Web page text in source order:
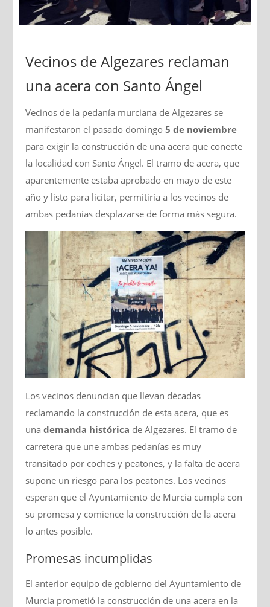
Vecinos de Algezares reclaman
una acera con Santo Ángel
Vecinos de la pedanía murciana de Algezares se
manifestaron el pasado domingo5 de noviembre
para exigir la construcción de una acera que conecte
la localidad con Santo Ángel. El tramo de acera, que
aparentemente estaba aprobado en mayo de este
año y listo para licitar, permitiría a los vecinos de
ambas pedanías desplazarse de forma más segura.
Los vecinos denuncian que llevan décadas
reclamando la construcción de esta acera, que es
unademanda histórica de Algezares. El tramo de
carretera que une ambas pedanías es muy
transitado por coches y peatones, y la falta de acera
supone un riesgo para los peatones. Los vecinos
esperan que el Ayuntamiento de Murcia cumpla con
su promesa y comience la construcción de la acera
lo antes posible.
Promesas incumplidas
El anterior equipo de gobierno del Ayuntamiento de
Murcia prometió la construcción de una acera en la